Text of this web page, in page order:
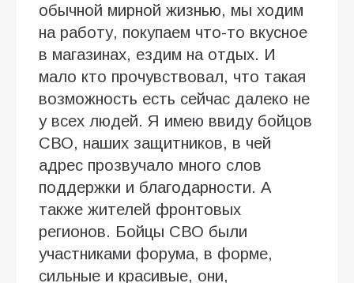
обычной мирной жизнью, мы ходим
на работу, покупаем что-то вкусное
в магазинах, ездим на отдых. И
мало кто прочувствовал, что такая
возможность есть сейчас далеко не
у всех людей. Я имею ввиду бойцов
СВО, наших защитников, в чей
адрес прозвучало много слов
поддержки и благодарности. А
также жителей фронтовых
регионов. Бойцы СВО были
участниками форума, в форме,
сильные и красивые, они,